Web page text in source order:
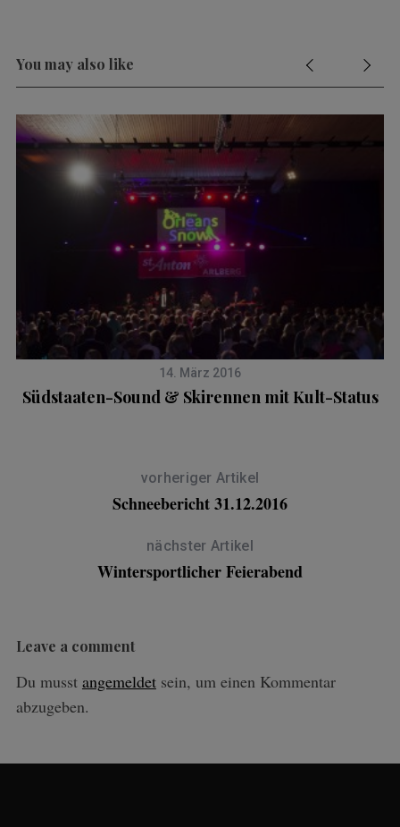
You may also like
14. März 2016
Südstaaten-Sound & Skirennen mit Kult-Status
vorheriger Artikel
Schneebericht 31.12.2016
nächster Artikel
Wintersportlicher Feierabend
Leave a comment
Du musst angemeldetsein, um einen Kommentar
abzugeben.